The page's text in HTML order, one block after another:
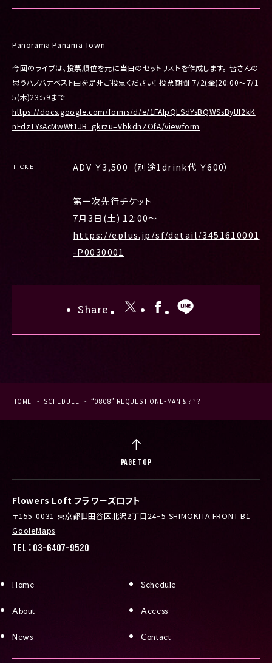
Panorama Panama Town
今回のライブは、投票順位を元に当日のセットリストを作成します。 皆さんの
思うパノパナベスト曲を是非ご投票ください！ 投票期間 7/2(金)20:00～7/1
5(木)23:59まで
https://docs.google.com/forms/d/e/1FAIpQLSdYsBQWSsByUI2kK
nFdzTYsAcMwWt1JB_gkrzu–VbkdnZOfA/viewform
TICKET ADV ￥3,500 (別途1drink代 ￥600）
第一次先行チケット
7月3日(土) 12:00〜
https://eplus.jp/sf/detail/3451610001
-P0030001
Share
HOME SCHEDULE “0808” REQUEST ONE-MAN & ???
Flowers Loft フラワーズロフト
〒155-0031 東京都世田谷区北沢2丁目24−5 SHIMOKITA FRONT B1
GooleMaps
TEL：03-6407-9520
Home Schedule
About Access
News Contact
PAGE TOP